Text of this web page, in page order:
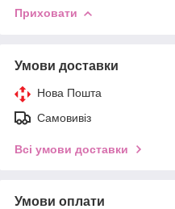
Приховати
Умови доставки
Нова Пошта
Самовивіз
Всі умови доставки
Умови оплати